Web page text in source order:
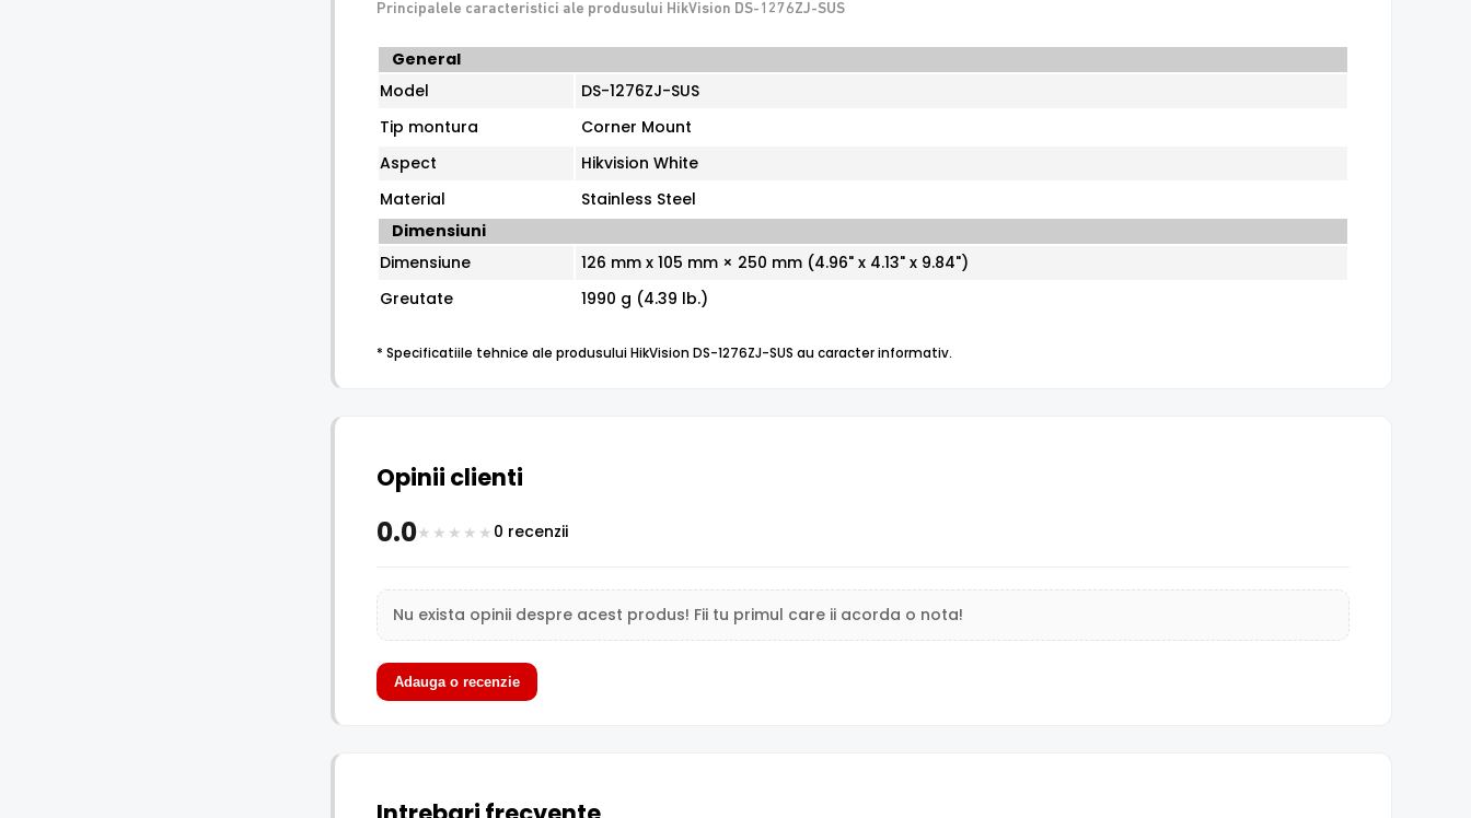
Principalele caracteristici ale produsului HikVision DS-1276ZJ-SUS
Specificatii
tehnice
HikVision
DS-
SUS
General
Model
DS-1276ZJ-SUS
Tip montura
Corner Mount
Aspect
Hikvision White
Material
Stainless Steel
Dimensiuni
Dimensiune
126 mm x 105 mm × 250 mm (4.96" x 4.13" x 9.84")
Greutate
1990 g (4.39 lb.)
* Specificatiile tehnice ale produsului HikVision DS-1276ZJ-SUS au caracter informativ.
Opinii clienti
0.0 0 recenzii
Nu exista opinii despre acest produs! Fii tu primul care ii acorda o nota!
Adauga o recenzie